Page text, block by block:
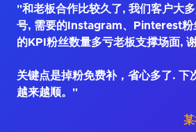
"和老板合作比较久了, 我们客户大
号, 需要的Instagram、Pinterest粉
的KPI粉丝数量多亏老板支撑场面, 谢
关键点是掉粉免费补，省心多了. 下
越来越顺。"